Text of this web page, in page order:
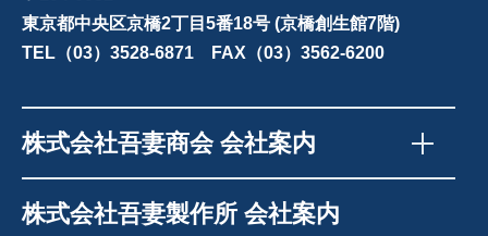
東京都中央区京橋2丁目5番18号 (京橋創生館7階)
TEL（03）3528-6871 FAX（03）3562-6200
株式会社吾妻商会 会社案内
株式会社吾妻製作所 会社案内